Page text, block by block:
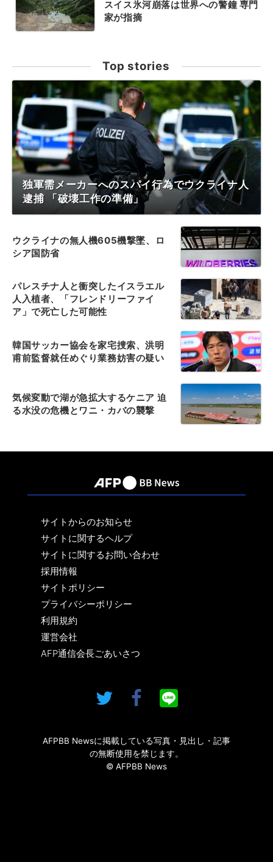
スイス氷河崩落は世界への警鐘 専門
家が指摘
Top stories
独軍需メーカーへのスパイ行為でウクライナ人
逮捕 「破壊工作の準備」
ウクライナの無人機605機撃墜、ロ
シア国防省
パレスチナ人と衝突したイスラエル
人入植者、「フレンドリーファイ
ア」で死亡した可能性
韓国サッカー協会を家宅捜索、洪明
甫前監督就任めぐり業務妨害の疑い
気候変動で湖が急拡大するケニア 迫
る水没の危機とワニ・カバの襲撃
サイトからのお知らせ
サイトに関するヘルプ
サイトに関するお問い合わせ
採用情報
サイトポリシー
プライバシーポリシー
利用規約
運営会社
AFP通信会長ごあいさつ
AFPBB Newsに掲載している写真・見出し・記事
の無断使用を禁じます。
© AFPBB News